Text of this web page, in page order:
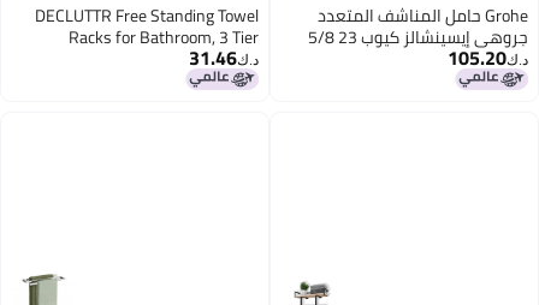
Grohe حامل المناشف المتعدد
جروهي إيسينشالز كيوب 23 5/8
إنش
د.ك‏105.20
DECLUTTR Free Standing Towel
Racks for Bathroom, 3 Tier
Stainless Steel Bathroom Towel
Rack, Towel Drying Rack Stand for
د.ك‏31.46